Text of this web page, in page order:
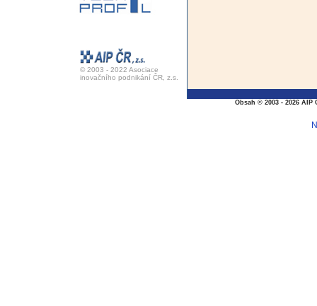
© 2003 - 2022 Asociace
inovačního podnikání ČR, z.s.
Obsah © 2003 - 2026